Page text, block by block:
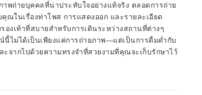
พถ่ายบุคคลที่น่าประทับใจอย่างแท้จริง ตลอดการถ่าย
ในเรื่องท่าโพส การแสดงออก และรายละเอียด
งเท้าที่สบายสำหรับการเดินระหว่างสถานที่ต่างๆ
ไม่ได้เป็นเพียงแค่การถ่ายภาพ—แต่เป็นการดื่มด่ำกับ
จากไปด้วยความทรงจำที่สวยงามที่คุณจะเก็บรักษาไว้